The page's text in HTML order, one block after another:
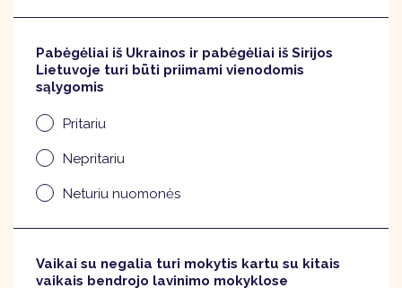
Pabėgėliai iš Ukrainos ir pabėgėliai iš Sirijos
Lietuvoje turi būti priimami vienodomis
sąlygomis
Pritariu
Nepritariu
Neturiu nuomonės
Vaikai su negalia turi mokytis kartu su kitais
vaikais bendrojo lavinimo mokyklose